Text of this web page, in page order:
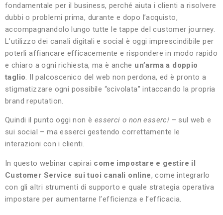
fondamentale per il business, perché aiuta i clienti a risolvere
dubbi o problemi prima, durante e dopo l’acquisto,
accompagnandolo lungo tutte le tappe del customer journey.
L’utilizzo dei canali digitali e social è oggi imprescindibile per
poterli affiancare efficacemente e rispondere in modo rapido
e chiaro a ogni richiesta, ma è anche un’arma a doppio
taglio. Il palcoscenico del web non perdona, ed è pronto a
stigmatizzare ogni possibile “scivolata” intaccando la propria
brand reputation.
Quindi il punto oggi non è esserci o non esserci – sul web e
sui social – ma esserci gestendo correttamente le
interazioni con i clienti.
In questo webinar capirai come impostare e gestire il
Customer Service sui tuoi canali online, come integrarlo
con gli altri strumenti di supporto e quale strategia operativa
impostare per aumentarne l’efficienza e l’efficacia.